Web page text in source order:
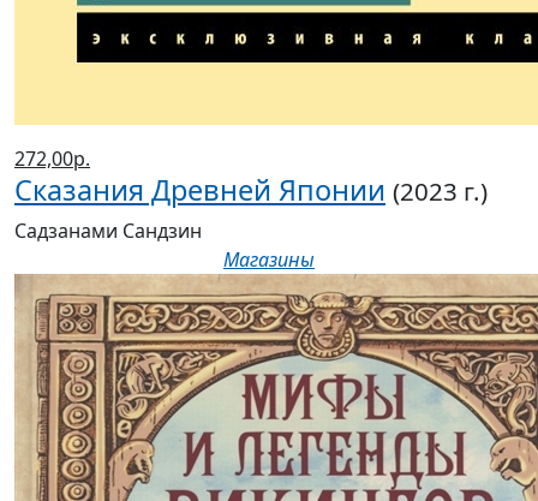
272,00р.
Сказания Древней Японии (2023 г.)
Садзанами Сандзин
Магазины